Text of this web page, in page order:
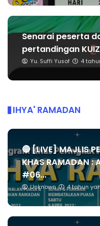
Senarai peserta
pertandingan
Yu. Suffi Yusof 4
IHYA' RAMADAN
🔴 [LIVE] MAJLIS
KHAS RAMADAN :
#06...
Unknown 4 tahun